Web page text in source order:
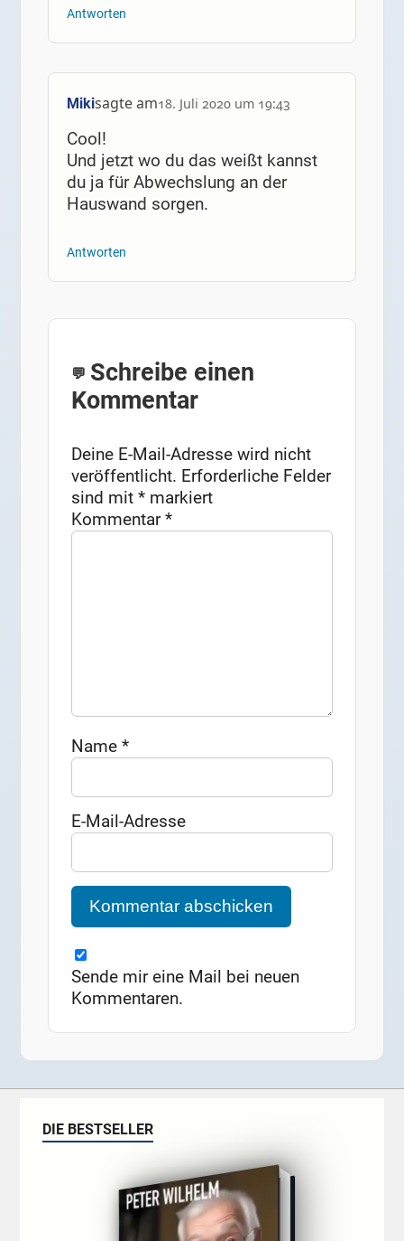
Antworten
Mikisagte am18. Juli 2020 um 19:43
Cool!
Und jetzt wo du das weißt kannst
du ja für Abwechslung an der
Hauswand sorgen.
Antworten
Schreibe einen
Kommentar
Deine E-Mail-Adresse wird nicht
veröffentlicht. Erforderliche Felder
sind mit* markiert
Kommentar*
Name*
E-Mail-Adresse
Sende mir eine Mail bei neuen
Kommentaren.
DIE BESTSELLER